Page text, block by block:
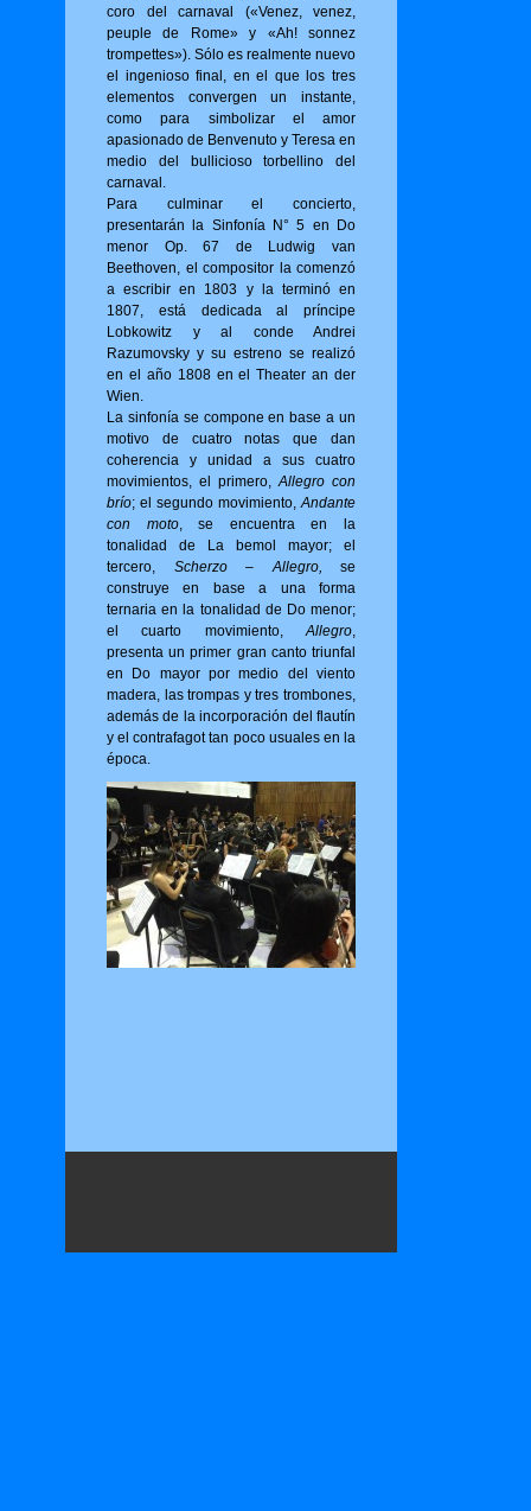
coro del carnaval («Venez, venez,
peuple de Rome» y «Ah! sonnez
trompettes»). Sólo es realmente nuevo
el ingenioso final, en el que los tres
elementos convergen un instante,
como para simbolizar el amor
apasionado de Benvenuto y Teresa en
medio del bullicioso torbellino del
carnaval.
Para culminar el concierto,
presentarán la Sinfonía N° 5 en Do
menor Op. 67 de Ludwig van
Beethoven, el compositor la comenzó
a escribir en 1803 y la terminó en
1807, está dedicada al príncipe
Lobkowitz y al conde Andrei
Razumovsky y su estreno se realizó
en el año 1808 en el Theater an der
Wien.
La sinfonía se compone en base a un
motivo de cuatro notas que dan
coherencia y unidad a sus cuatro
movimientos, el primero,Allegro con
brío; el segundo movimiento,Andante
con moto, se encuentra en la
tonalidad de La bemol mayor; el
tercero, Scherzo – Allegro, se
construye en base a una forma
ternaria en la tonalidad de Do menor;
el cuarto movimiento,Allegro,
presenta un primer gran canto triunfal
en Do mayor por medio del viento
madera, las trompas y tres trombones,
además de la incorporación del flautín
y el contrafagot tan poco usuales en la
época.